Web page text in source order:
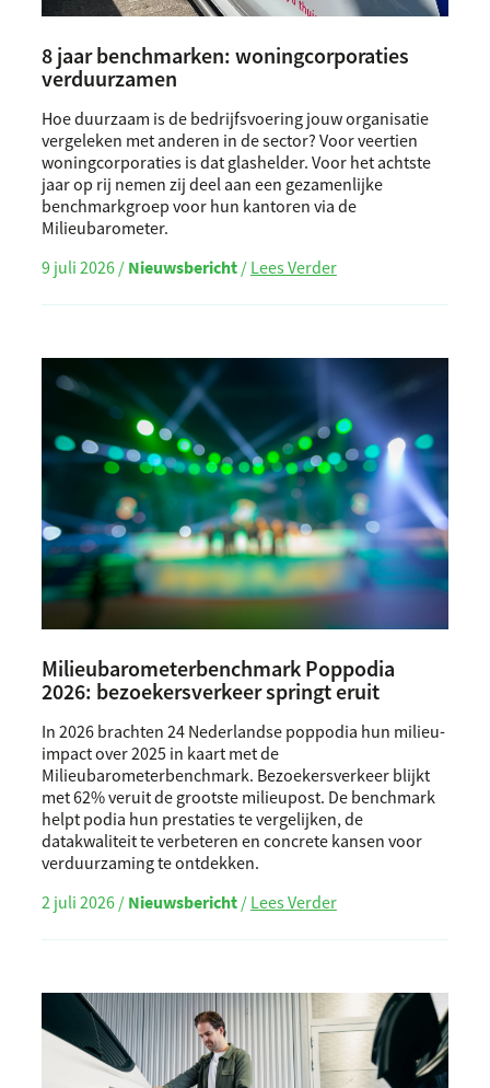
8 jaar benchmarken: woningcorporaties
verduurzamen
Hoe duurzaam is de bedrijfsvoering jouw organisatie
vergeleken met anderen in de sector? Voor veertien
woningcorporaties is dat glashelder. Voor het achtste
jaar op rij nemen zij deel aan een gezamenlijke
benchmarkgroep voor hun kantoren via de
Milieubarometer.
9 juli 2026 / Nieuwsbericht/ Lees Verder
Milieubarometerbenchmark Poppodia
2026: bezoekersverkeer springt eruit
In 2026 brachten 24 Nederlandse poppodia hun milieu-
impact over 2025 in kaart met de
Milieubarometerbenchmark. Bezoekersverkeer blijkt
met 62% veruit de grootste milieupost. De benchmark
helpt podia hun prestaties te vergelijken, de
datakwaliteit te verbeteren en concrete kansen voor
verduurzaming te ontdekken.
2 juli 2026 / Nieuwsbericht/ Lees Verder